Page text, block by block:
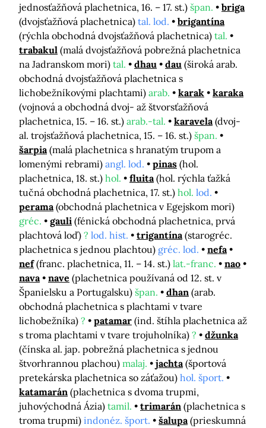
jednosťažňová plachetnica, 16. – 17. st.) špan.
briga
(dvojsťažňová plachetnica) tal. lod.
brigantína
(rýchla obchodná dvojsťažňová plachetnica) tal.
trabakul (malá dvojsťažňová pobrežná plachetnica
na Jadranskom mori) tal. dhau dau (široká arab.
obchodná dvojsťažňová plachetnica s
lichobežníkovými plachtami) arab. karak
karaka
(vojnová a obchodná dvoj- až štvorsťažňová
plachetnica, 15. – 16. st.) arab.-tal. karavela (dvoj-
al. trojsťažňová plachetnica, 15. – 16. st.) špan.
šarpia (malá plachetnica s hranatým trupom a
lomenými rebrami) angl. lod. pinas (hol.
plachetnica, 18. st.) hol. fluita (hol. rýchla ťažká
tučná obchodná plachetnica, 17. st.) hol. lod.
perama (obchodná plachetnica v Egejskom mori)
gréc.
gauli (fénická obchodná plachetnica, prvá
plachtová loď) ? lod. hist. trigantína (starogréc.
plachetnica s jednou plachtou) gréc. lod.
nefa
nef (franc. plachetnica, 11. – 14. st.) lat.-franc.
nao
nava
nave (plachetnica používaná od 12. st. v
Španielsku a Portugalsku) špan. dhan (arab.
obchodná plachetnica s plachtami v tvare
lichobežníka) ? patamar (ind. štíhla plachetnica až
s troma plachtami v tvare trojuholníka) ?
džunka
(čínska al. jap. pobrežná plachetnica s jednou
štvorhrannou plachou) malaj. jachta (športová
pretekárska plachetnica so záťažou) hol. šport.
katamarán (plachetnica s dvoma trupmi,
juhovýchodná Ázia) tamil. trimarán (plachetnica s
troma trupmi) indonéz. šport. šalupa (prieskumná